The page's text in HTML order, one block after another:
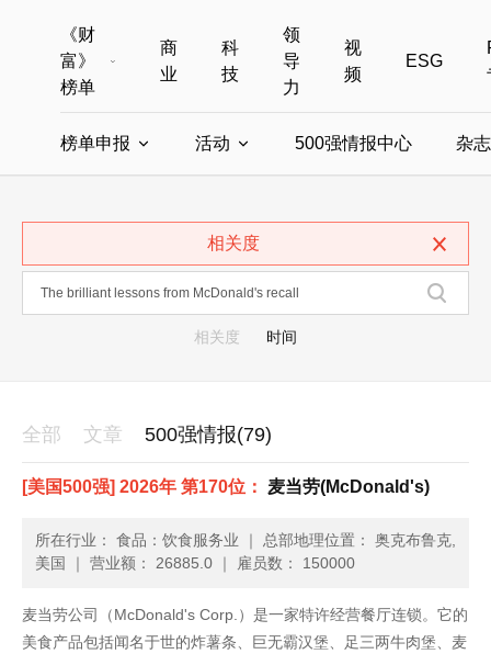
《财
富》
榜单
全部榜单
中国最具影响力商界女性
商
业
科
技
领
导
力
视
频
ESG
榜单申报 活动 500强情报中心 杂
相关度
相关度 时间
全部 文章 500强情报(79)
[美国500强] 2026年 第170位： 麦当劳(McDonald's)
所在行业： 食品：饮食服务业 ｜ 总部地理位置： 奥克布鲁克,
美国
｜ 营业额： 26885.0 ｜ 雇员数： 150000
麦当劳公司（McDonald's Corp.）是一家特许经营餐厅连锁。它的
美食产品包括闻名于世的炸薯条、巨无霸汉堡、足三两牛肉堡、麦